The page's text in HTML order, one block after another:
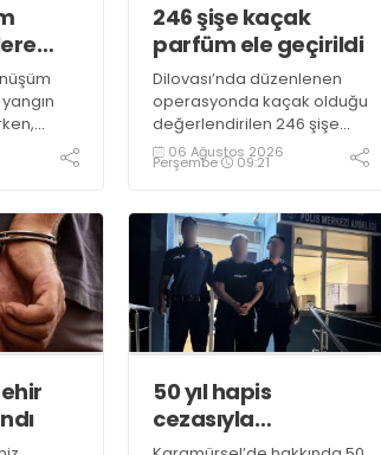
ve
göz gözü
246 şişe kaçak
parfüm ele geçirildi
Dilovası’nda düzenlenen
operasyonda kaçak olduğu
değerlendirilen 246 şişe
parfüm ele geçirildi
06 Ağustos 2026
Perşembe 09:21
50 yıl hapis
cezasıyla
aranıyordu,